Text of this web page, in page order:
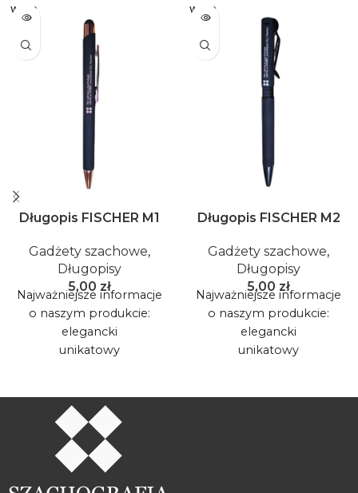
WYPR
ZEDA
Długopis FISCHER M1
Gadżety szachowe,
Długopisy
5,00 zł
Najważniejsze informacje
o naszym produkcie:
elegancki
unikatowy
napis ze złotą myślą
mistrza świata
WYPR
ZEDA
Długopis FISCHER M2
Gadżety szachowe,
Długopisy
5,00 zł
Najważniejsze informacje
o naszym produkcie:
elegancki
unikatowy